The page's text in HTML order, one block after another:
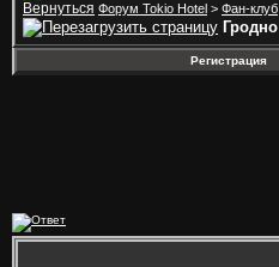
Форум Tokio Hotel > Фан-клуб
Гродно
Регистрация